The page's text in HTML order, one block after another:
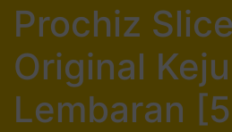
Prochiz
Original Keju
Lembaran